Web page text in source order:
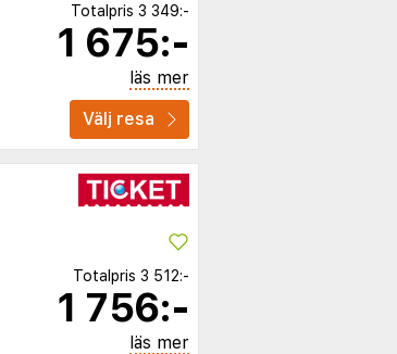
Totalpris 3 349:-
1 675:-
läs mer
Välj resa
Totalpris 3 512:-
1 756:-
läs mer